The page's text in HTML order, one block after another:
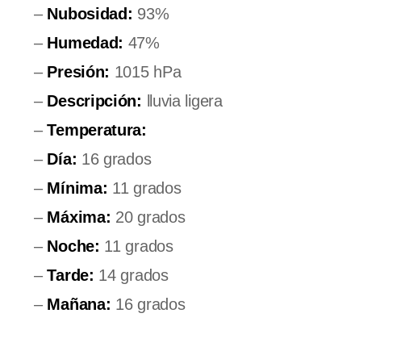
– Nubosidad: 93%
– Humedad: 47%
– Presión: 1015 hPa
– Descripción: lluvia ligera
–Temperatura:
– Día: 16 grados
– Mínima: 11 grados
– Máxima: 20 grados
– Noche: 11 grados
–Tarde: 14 grados
– Mañana: 16 grados